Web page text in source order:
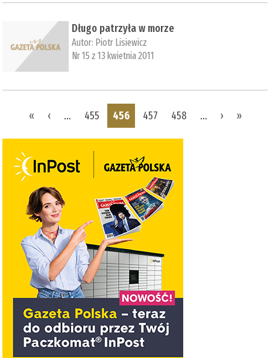
Długo patrzyła w morze
Autor: Piotr Lisiewicz
Nr 15 z 13 kwietnia 2011
Pages« ‹ … 455 456 457 458 … › »